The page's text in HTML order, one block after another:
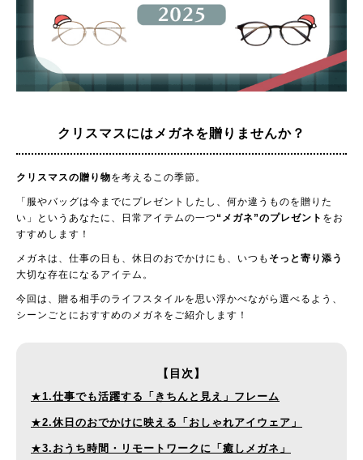
クリスマスには メガネを贈りませんか？
クリスマスの贈り物を考えるこの季節。
「服やバッグは今までにプレゼントしたし、何か違うものを贈りた
い」というあなたに、日常アイテムの一つ“メガネ”のプレゼント をお
すすめします！
メガネは、仕事の日も、休日のおでかけにも、いつも そっと寄り添う
大切な存在になるアイテム。
今回は、贈る相手のライフスタイルを思い浮かべながら選べるよう、
シーンごとにおすすめのメガネをご紹介します！
【目次】
★1.仕事でも活躍する「きちんと見え」フレーム
★2.休日のおでかけに映える「おしゃれアイウェア」
★3.おうち時間・リモートワークに「癒しメガネ」